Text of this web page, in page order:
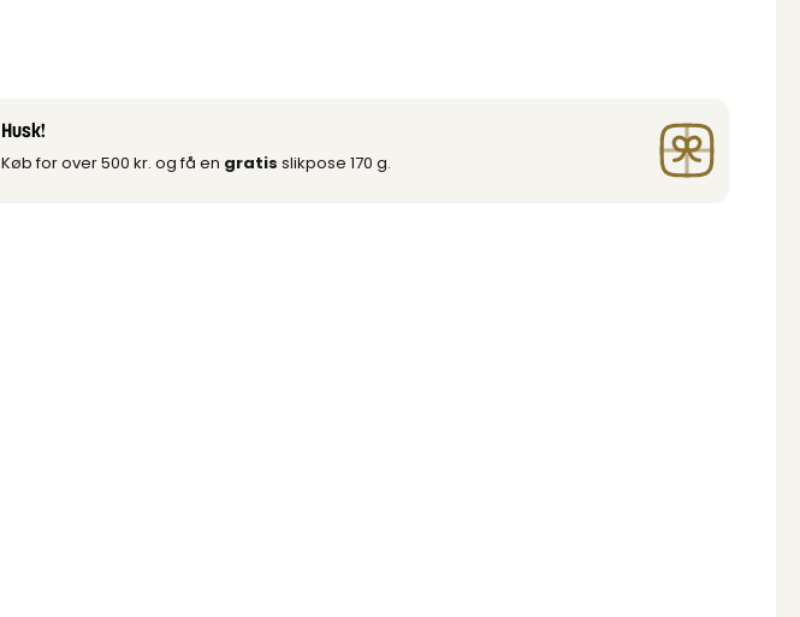
Husk!
Køb for over 500 kr. og få en gratis slikpose 170 g.